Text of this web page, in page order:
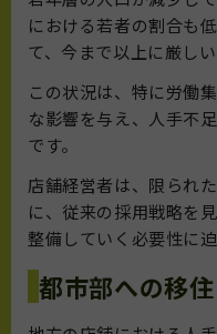
における若者の割合も
て、今まで以上に厳し
この状況は、特に労働
な影響を与え、人手不
です。
店舗経営者は、限られ
に、従来の採用戦略を
整備していく必要性に
都市部への移住